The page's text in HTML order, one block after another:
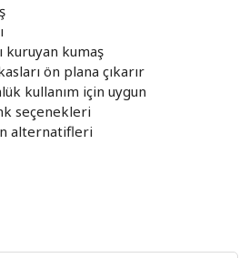
kuruyan kumaş
ön plana çıkarır
kullanım için uygun
seçenekleri
alternatifleri